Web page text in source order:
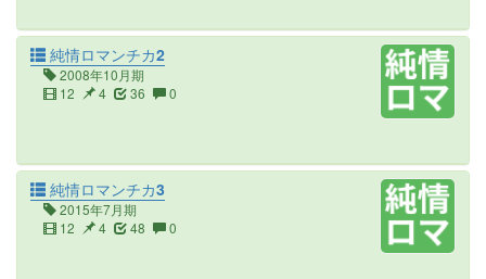
純情ロマンチカ2
2008年10月期
12
4 36 0
純情ロマンチカ3
2015年7月期
12
4 48 0